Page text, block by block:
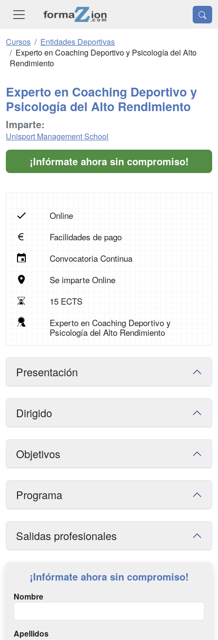
Cursos
Entidades Deportivas
Experto en Coaching Deportivo y Psicología del Alto
Rendimiento
Experto en Coaching Deportivo y
Psicología del Alto Rendimiento
Imparte:
Unisport Management School
¡Infórmate ahora sin compromiso!
Online
Facilidades de pago
Convocatoria Continua
Se imparte Online
15 ECTS
Experto en Coaching Deportivo y
Psicología del Alto Rendimiento
Presentación
Dirigido
Objetivos
Programa
Salidas profesionales
¡Infórmate ahora sin compromiso!
Nombre
Apellidos